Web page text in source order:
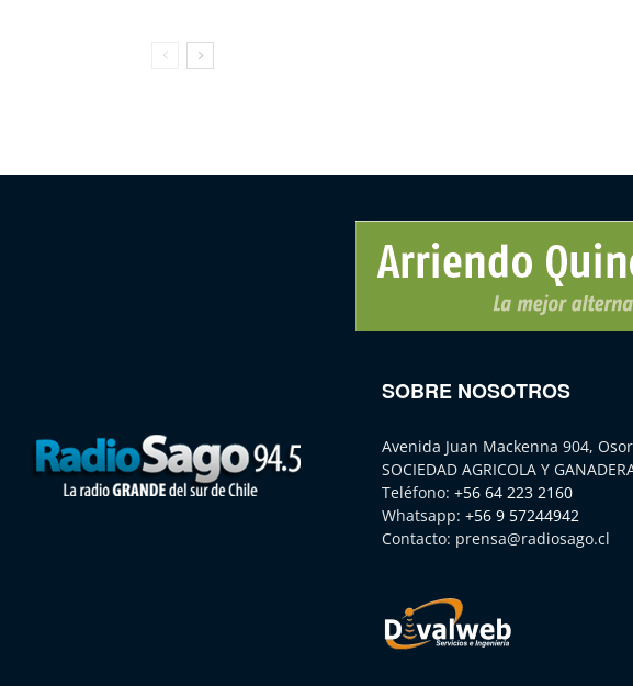
SOBRE NOSOTROS
Avenida Juan Mackenna 904,
SOCIEDAD AGRICOLA Y
Teléfono: +56 64 223 2160
Whatsapp: +56 9 57244942
Contacto: prensa@radiosago.cl